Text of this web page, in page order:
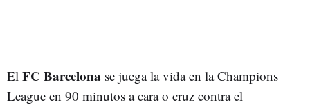
El FC Barcelona se juega la vida en la Champions
League en 90 minutos a cara o cruz contra el